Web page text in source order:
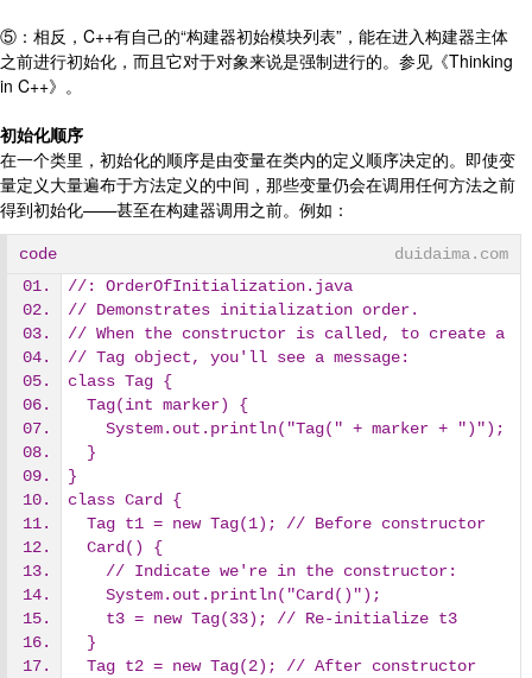
⑤：相反，C++有自己的“构建器初始模块列表”，能在进入构建器主体
之前进行初始化，而且它对于对象来说是强制进行的。参见《Thinking
in C++》。
初始化顺序
在一个类里，初始化的顺序是由变量在类内的定义顺序决定的。即使变
量定义大量遍布于方法定义的中间，那些变量仍会在调用任何方法之前
得到初始化——甚至在构建器调用之前。例如：
code
duidaima.com
//: OrderOfInitialization.java
// Demonstrates initialization order.
// When the constructor is called, to create a
// Tag object, you'll see a message:
class Tag {
  Tag(int marker) {
    System.out.println("Tag(" + marker + ")");
  }
}
class Card {
  Tag t1 = new Tag(1); // Before constructor
  Card() {
    // Indicate we're in the constructor:
    System.out.println("Card()");
    t3 = new Tag(33); // Re-initialize t3
  }
  Tag t2 = new Tag(2); // After constructor